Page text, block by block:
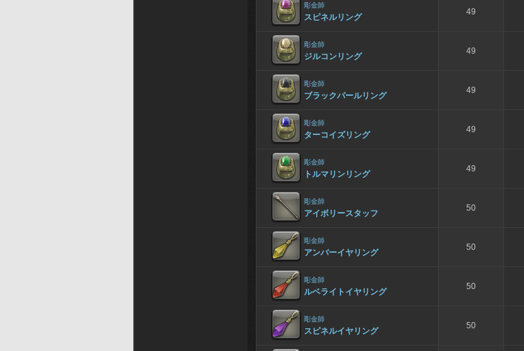
彫金師
スピネルリング
49
彫金師
ジルコンリング
49
彫金師
ブラックパールリング
49
彫金師
ターコイズリング
49
彫金師
トルマリンリング
49
彫金師
アイボリースタッフ
50
彫金師
アンバーイヤリング
50
彫金師
ルベライトイヤリング
50
彫金師
スピネルイヤリング
50